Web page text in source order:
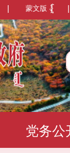
蒙文版
党务公